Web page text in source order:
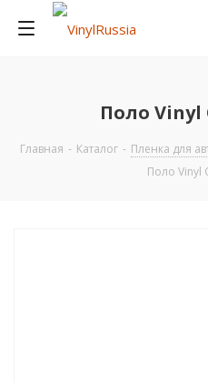
Поло Vinyl
Главная - Каталог - Пленка для
Поло Vinyl